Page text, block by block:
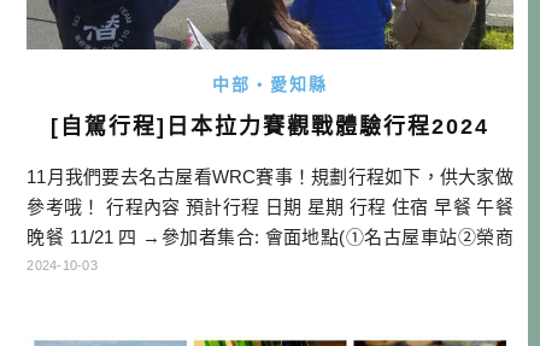
中部・愛知縣
[自駕行程]日本拉力賽觀戰體驗行程2024
11月我們要去名古屋看WRC賽事！規劃行程如下，供大家做
參考哦！ 行程內容 預計行程 日期 星期 行程 住宿 早餐 午餐
晚餐 11/21 四 →參加者集合: 會面地點(①名古屋車站②榮商
圈大通公園) →飯店主廚法式晚餐→住宿:百年草 百年草 機上
2024-10-03